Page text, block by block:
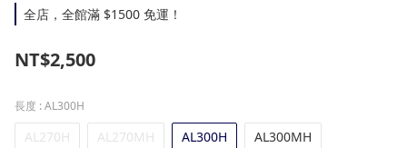
全店，全館滿 $1500 免運！
NT$2,500
長度 : AL300H
AL270H AL270MH AL300H AL300MH